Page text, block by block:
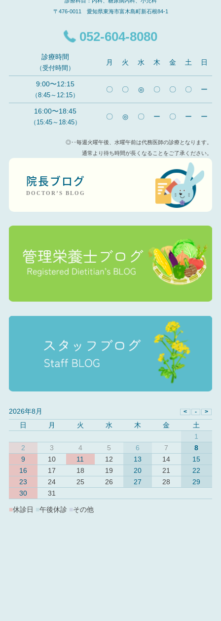
〒476-0011 愛知県東海市富木島町新石根84-1
052-604-8080
診療時間
（受付時間）
月 火 水 木 金 土 日
9:00〜12:15
（8:45～12:15）
〇 〇 ◎ 〇 〇 〇 ー
16:00〜18:45
（15:45～18:45）
〇 ◎ 〇 ー 〇 ー ー
◎‥毎週火曜午後、水曜午前は代務医師の診療となります。
通常より待ち時間が長くなることをご了承ください。
院長ブログ
DOCTOR’S BLOG
2026年8月
日
月 火 水 木 金
土
1
2
3 4 5 6 7
8
9
10 11 12 13 14
15
16
17 18 19 20 21
22
23
24 25 26 27 28
29
30
31
■休診日 ■午後休診 その他